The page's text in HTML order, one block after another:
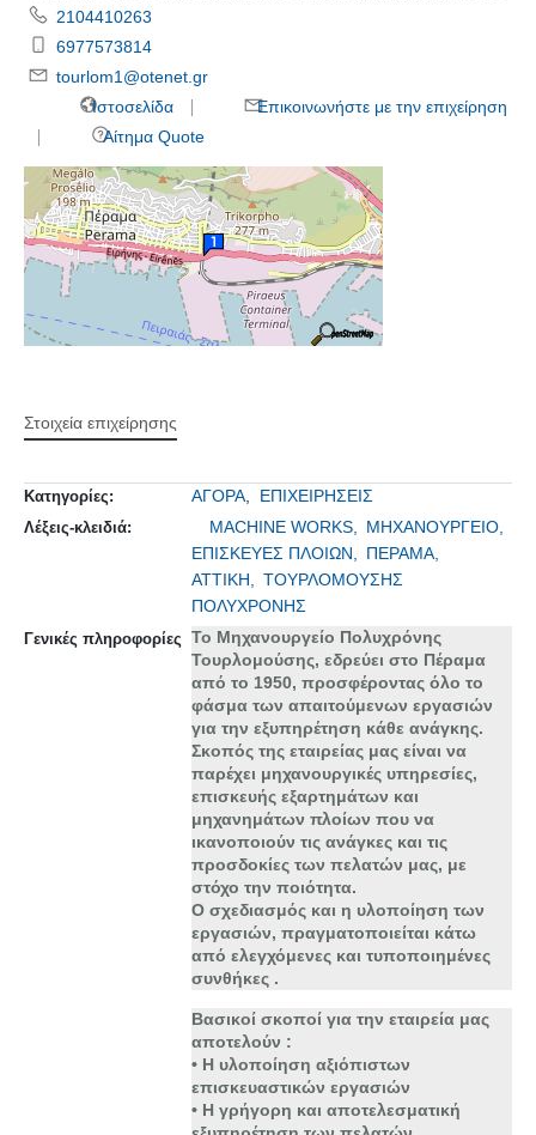
2104410263
6977573814
tourlom1@otenet.gr
Ιστοσελίδα
Επικοινωνήστε με την επιχείρηση
Αίτημα Quote
Στοιχεία επιχείρησης
Κατηγορίες: ΑΓΟΡΑ ΕΠΙΧΕΙΡΗΣΕΙΣ
Λέξεις-κλειδιά: MACHINE WORKS,
ΜΗΧΑΝΟΥΡΓΕΙΟ,
ΕΠΙΣΚΕΥΕΣ ΠΛΟΙΩΝ,
ΠΕΡΑΜΑ,
ΑΤΤΙΚΗ,
ΤΟΥΡΛΟΜΟΥΣΗΣ
ΠΟΛΥΧΡΟΝΗΣ
Γενικές πληροφορίες Το Μηχανουργείο Πολυχρόνης
Τουρλομούσης, εδρεύει στο Πέραμα
από το 1950, προσφέροντας όλο το
φάσμα των απαιτούμενων εργασιών
για την εξυπηρέτηση κάθε ανάγκης.
Σκοπός της εταιρείας μας είναι να
παρέχει μηχανουργικές υπηρεσίες,
επισκευής εξαρτημάτων και
μηχανημάτων πλοίων που να
ικανοποιούν τις ανάγκες και τις
προσδοκίες των πελατών μας, με
στόχο την ποιότητα.
Ο σχεδιασμός και η υλοποίηση των
εργασιών, πραγματοποιείται κάτω
από ελεγχόμενες και τυποποιημένες
συνθήκες .
Βασικοί σκοποί για την εταιρεία μας
αποτελούν :
• Η υλοποίηση αξιόπιστων
επισκευαστικών εργασιών
• Η γρήγορη και αποτελεσματική